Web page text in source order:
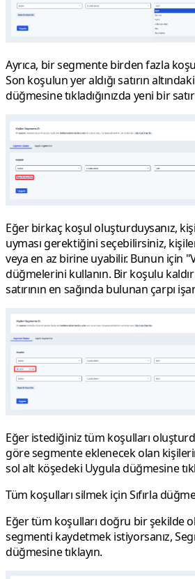
Ayrıca, bir segmente birden fazla
Son koşulun yer aldığı satırın altındaki
düğmesine tıkladığınızda yeni bir
Eğer birkaç koşul oluşturduysanız,
uyması gerektiğini seçebilirsiniz,
veya en az birine uyabilir. Bunun için
düğmelerini kullanın. Bir koşulu
satırının en sağında bulunan çarpı
Eğer istediğiniz tüm koşulları
göre segmente eklenecek olan
sol alt köşedeki Uyguladüğmesine
Tüm koşulları silmek içinSıfırla
Eğer tüm koşulları doğru bir şekilde
segmenti kaydetmek istiyorsanız,
düğmesine tıklayın.